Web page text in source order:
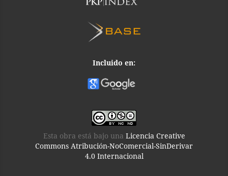
Incluido en:
Esta obra está bajo una Licencia Creative
Commons Atribución-NoComercial-SinDerivar
4.0 Internacional